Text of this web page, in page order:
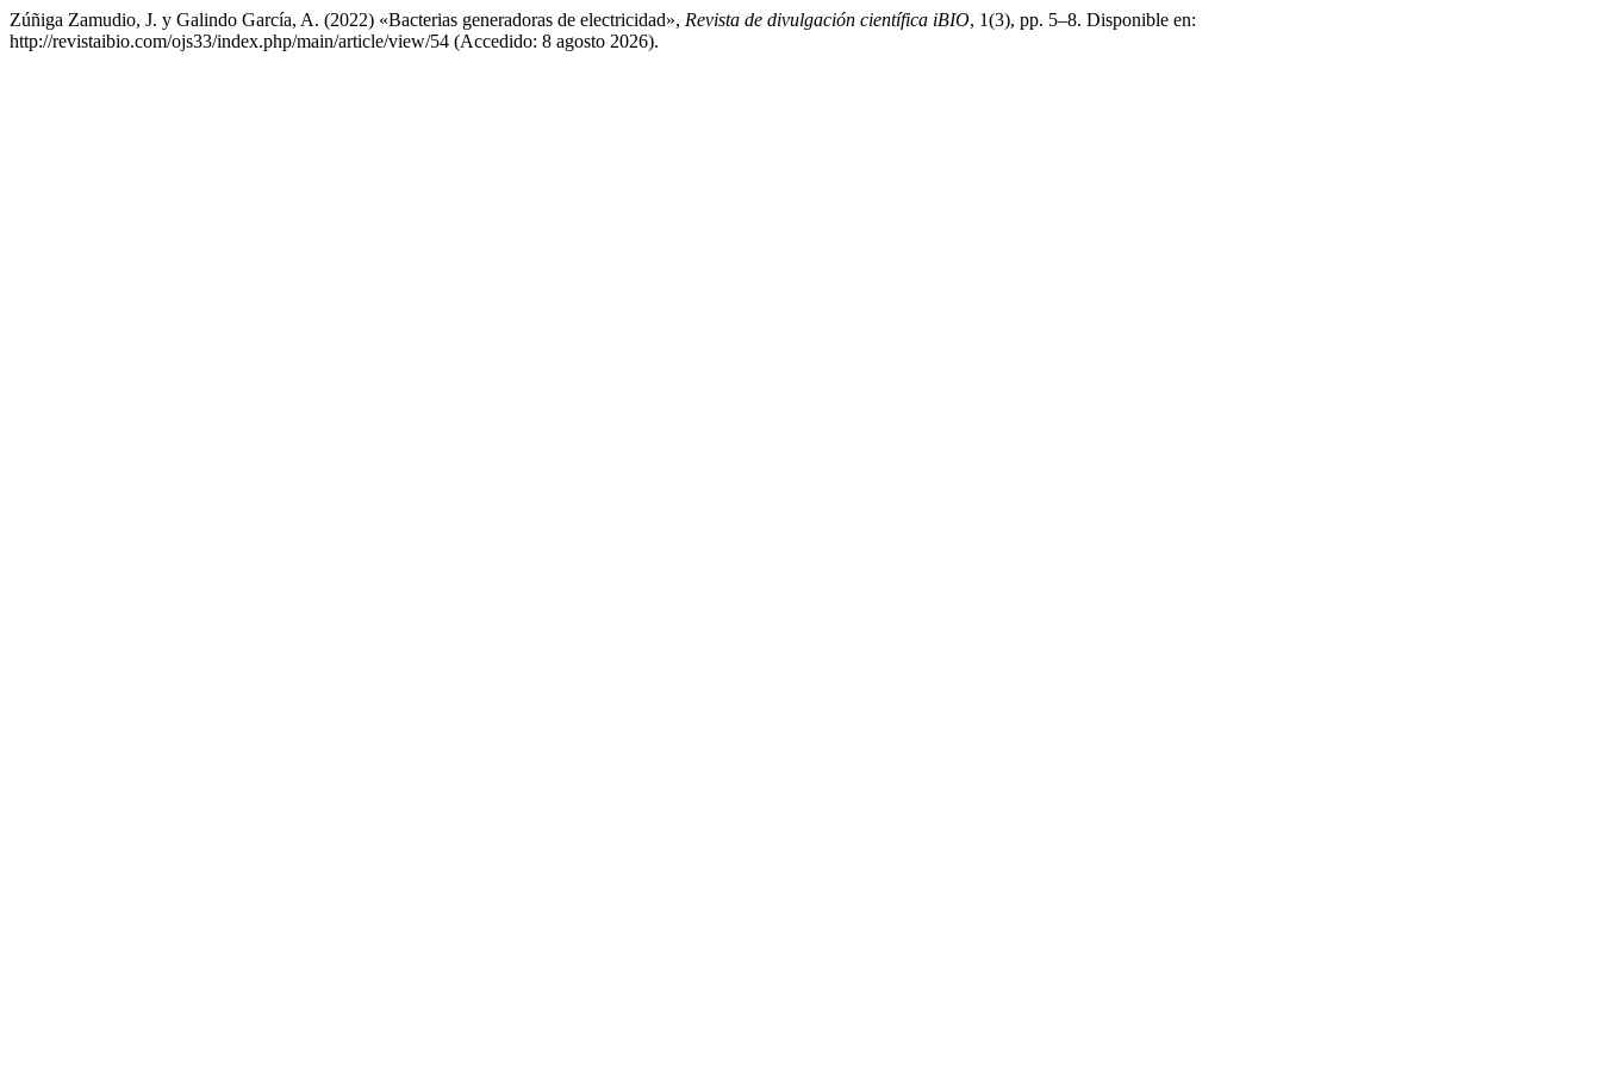
Zúñiga Zamudio, J. y Galindo García, A. (2022) «Bacterias generadoras de electricidad», Revista de divulgación científica iBIO, 1(3), pp. 5–8. Disponible en:
http://revistaibio.com/ojs33/index.php/main/article/view/54 (Accedido: 8 agosto 2026).